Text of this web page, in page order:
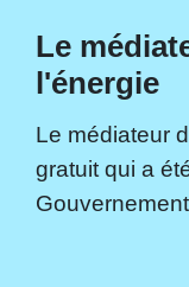
Le
l'énergie
Le médiateur
gratuit qui a